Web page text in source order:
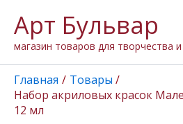
содержимому
Арт Бульвар
магазин товаров для творчества
Главная
Товары
Набор акриловых красок
12 мл
товара
Набор
акриловых
красок
Малевичъ,
12
цветов
по